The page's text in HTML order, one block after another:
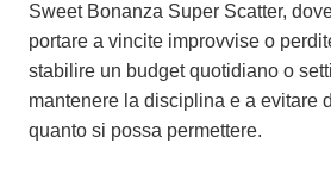
Sweet Bonanza Super Scatter,
portare a vincite improvvise o
stabilire un budget quotidiano o
mantenere la disciplina e a evitare
quanto si possa permettere.